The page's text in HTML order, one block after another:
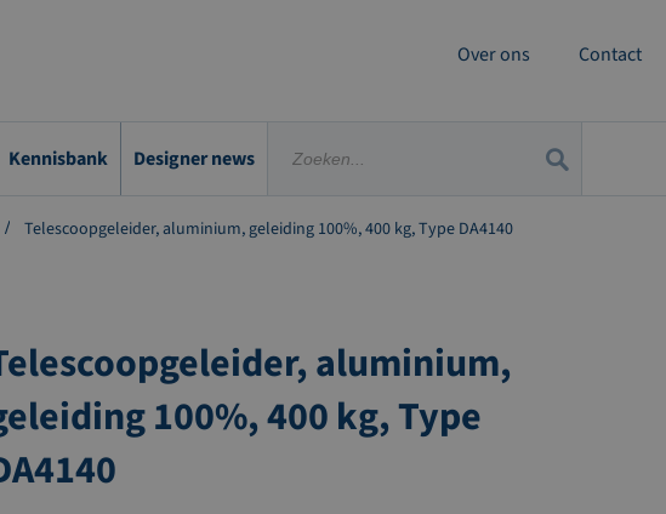
Over ons Contact
Kennisbank Designer news
Telescoopgeleider, aluminium, geleiding 100%, 400 kg, Type DA4140
aluminium,
100%, 400 kg, Type